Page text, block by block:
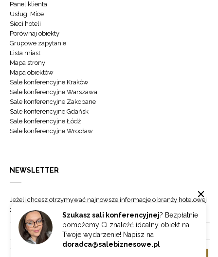
Szukasz sali konferencyjnej? Bezpłatnie
pomożemy Ci znaleźć idealny obiekt na
Twoje wydarzenie! Napisz na
doradca@salebiznesowe.pl
Panel klienta
Usługi Mice
Sieci hoteli
Porównaj obiekty
Grupowe zapytanie
Lista miast
Mapa strony
Mapa obiektów
Sale konferencyjne Kraków
Sale konferencyjne Warszawa
Sale konferencyjne Zakopane
Sale konferencyjne Gdańsk
Sale konferencyjne Łódź
Sale konferencyjne Wrocław
NEWSLETTER
Jeżeli chcesz otrzymywać najnowsze informacje o branży hotelowej
zapisz się do naszego newslettera.